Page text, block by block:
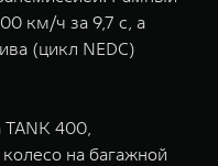
км/ч за 9,7 с, а
(цикл NEDC)
TANK 400,
на багажной